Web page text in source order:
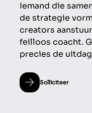
Iemand die
de strategie
creators
feilloos coacht.
precies de
Solliciteer